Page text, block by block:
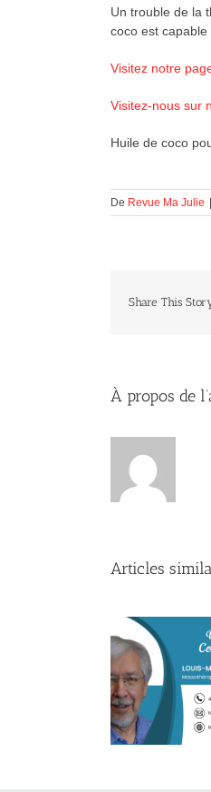
Un trouble de la
coco est
Visitez notre
Visitez-nous sur
Huile de coco
De Revue Ma Julie |
Share This
À propos de
Articles
Ne